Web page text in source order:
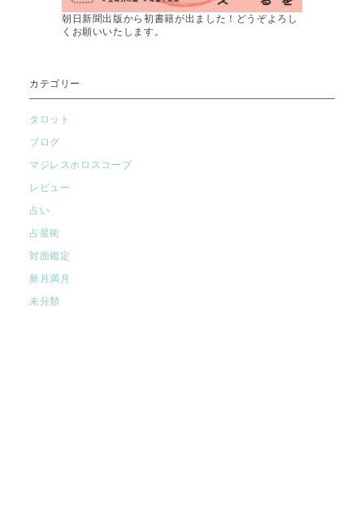
朝日新聞出版から初書籍が出ました！どうぞよろし
くお願いいたします。
カテゴリー
タロット
ブログ
マジレスホロスコープ
レビュー
占い
占星術
対面鑑定
新月満月
未分類